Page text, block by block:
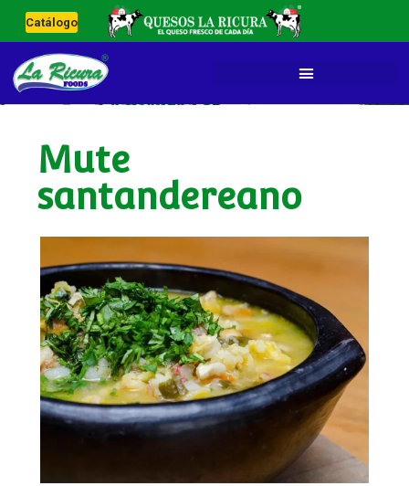
Catálogo
Mute
santandereano